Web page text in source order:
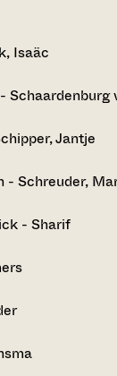
Isaäc
Schaardenburg
Jantje
- Schreuder,
- Sharif